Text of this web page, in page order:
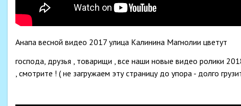
Анапа весной видео 2017 улица Калинина Магнолии цветут
господа, друзья , товарищи , все наши новые видео ролики
, смотрите ! ( не загружаем эту страницу до упора - долго